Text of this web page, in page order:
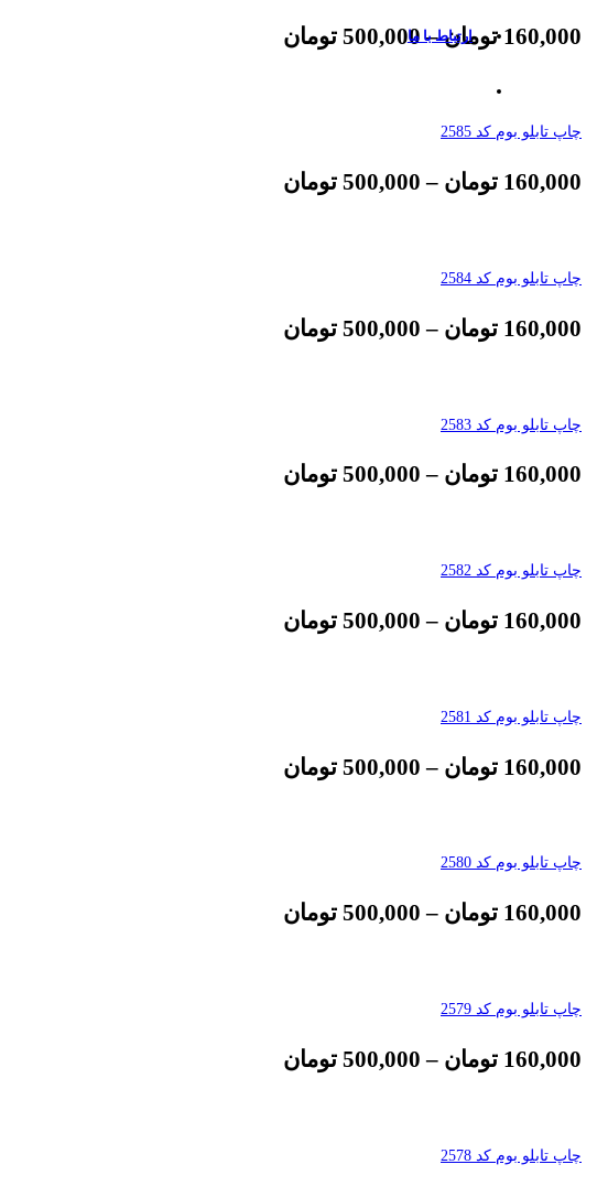
ارتباط با ما 160,000 تومان–
500,000 تومان
چاپ تابلو بوم کد 2585
160,000 تومان –
500,000 تومان
چاپ تابلو بوم کد 2584
160,000 تومان –
500,000 تومان
چاپ تابلو بوم کد 2583
160,000 تومان –
500,000 تومان
چاپ تابلو بوم کد 2582
160,000 تومان –
500,000 تومان
چاپ تابلو بوم کد 2581
160,000 تومان –
500,000 تومان
چاپ تابلو بوم کد 2580
160,000 تومان –
500,000 تومان
چاپ تابلو بوم کد 2579
160,000 تومان –
500,000 تومان
چاپ تابلو بوم کد 2578